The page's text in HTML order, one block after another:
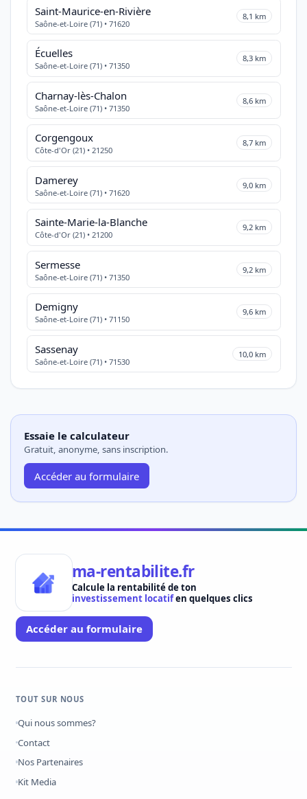
Saint-Maurice-en-Rivière
Saône-et-Loire (71) • 71620
8,1 km
Écuelles
Saône-et-Loire (71) • 71350
8,3 km
Charnay-lès-Chalon
Saône-et-Loire (71) • 71350
8,6 km
Corgengoux
Côte-d'Or (21) • 21250
8,7 km
Damerey
Saône-et-Loire (71) • 71620
9,0 km
Sainte-Marie-la-Blanche
Côte-d'Or (21) • 21200
9,2 km
Sermesse
Saône-et-Loire (71) • 71350
9,2 km
Demigny
Saône-et-Loire (71) • 71150
9,6 km
Sassenay
Saône-et-Loire (71) • 71530
10,0 km
Essaie le calculateur
Gratuit, anonyme, sans inscription.
Accéder au formulaire
ma-rentabilite.fr
Calcule la rentabilité de ton
investissement locatifen quelques clics
Accéder au formulaire
TOUT SUR NOUS
Qui nous sommes?
Contact
Nos Partenaires
Kit Media